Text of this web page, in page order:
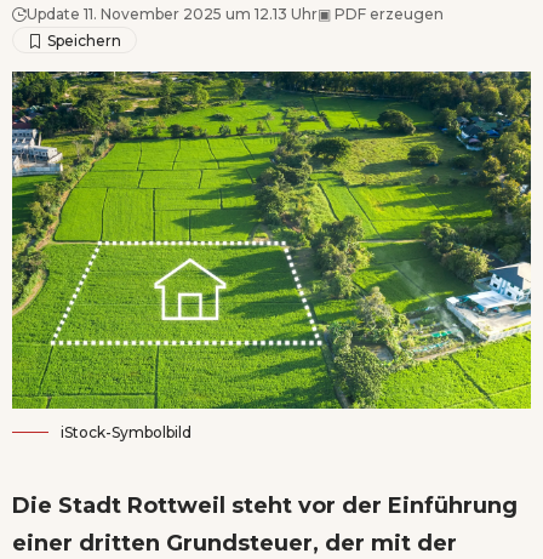
Update 11. November 2025 um 12.13 Uhr▣ PDF erzeugen
iStock-Symbolbild
Die Stadt Rottweil steht vor der Einführung
einer dritten Grundsteuer, der mit der